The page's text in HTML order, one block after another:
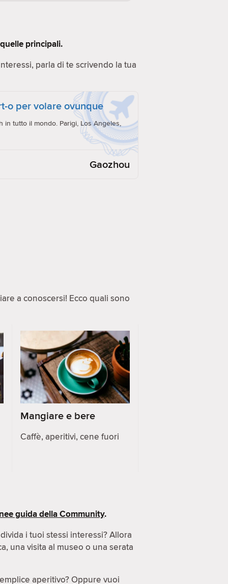
principali.
parla di te scrivendo la tua
o per volare ovunque
in tutto il mondo. Parigi, Los Angeles,
Gaozhou
a conoscersi! Ecco quali sono
Mangiare e bere
Caffè, aperitivi, cene fuori
guida della Community.
i tuoi stessi interessi? Allora
una visita al museo o una serata
aperitivo? Oppure vuoi